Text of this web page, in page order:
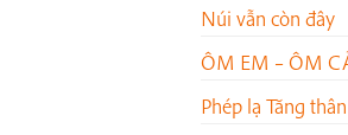
Núi vẫn còn đây
ÔM EM – ÔM
Phép lạ Tăng thân